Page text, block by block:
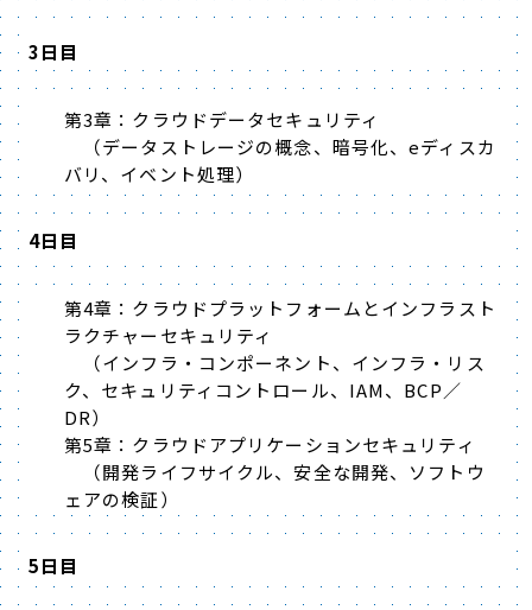
3日目
第3章：クラウドデータセキュリティ
（データストレージの概念、暗号化、eディスカ
バリ、イベント処理）
4日目
第4章：クラウドプラットフォームとインフラスト
ラクチャーセキュリティ
（インフラ・コンポーネント、インフラ・リス
ク、セキュリティコントロール、IAM、BCP／
DR）
第5章：クラウドアプリケーションセキュリティ
（開発ライフサイクル、安全な開発、ソフトウ
ェアの検証）
5日目